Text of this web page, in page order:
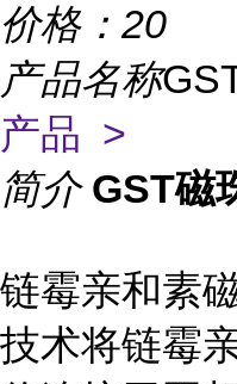
价格： 20
产品名称
产品 >
简介 GST磁
链霉亲和素
技术将链霉